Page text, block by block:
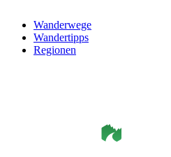
Wanderwege
Wandertipps
Regionen